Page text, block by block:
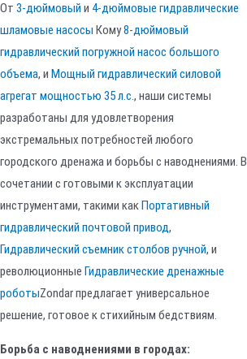
От 3-дюймовый и 4-дюймовые гидравлические
шламовые насосы Кому8-дюймовый
гидравлический погружной насос большого
объема, и Мощный гидравлический силовой
агрегат мощностью 35 л.с., наши системы
разработаны для удовлетворения
экстремальных потребностей любого
городского дренажа и борьбы с наводнениями. В
сочетании с готовыми к эксплуатации
инструментами, такими какПортативный
гидравлический почтовой привод,
Гидравлический съемник столбов ручной, и
революционные Гидравлические дренажные
роботыZondar предлагает универсальное
решение, готовое к стихийным бедствиям.
Борьба с наводнениями в городах: